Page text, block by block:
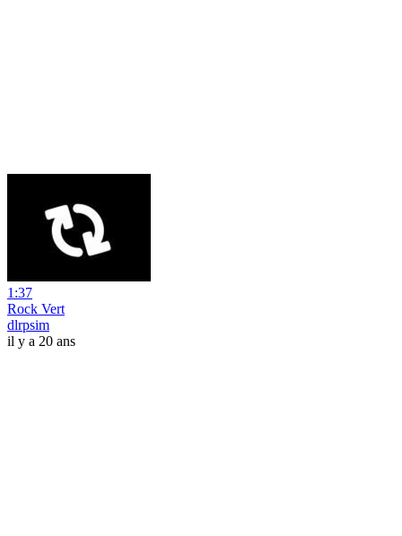
1:37
Rock Vert
dlrpsim
il y a 20 ans